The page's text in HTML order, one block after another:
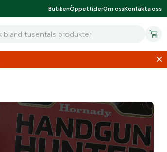
ButikenÖppettiderOm ossKontakta oss